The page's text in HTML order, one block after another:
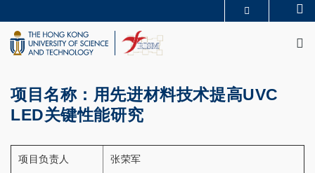
to
main
content
UNIVERSITY NEWS
LIFE@HKUST
项目名称：用先进材料技术提高UVC
LED关键性能研究
项目负责人 张荣军